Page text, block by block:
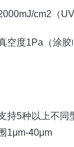
cm2（
空度1Pa（涂
持5种以上不同
1μm-40μm